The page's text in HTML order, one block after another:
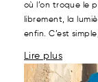
où l’on troque le
librement, la
enfin. C’est
Lire plus